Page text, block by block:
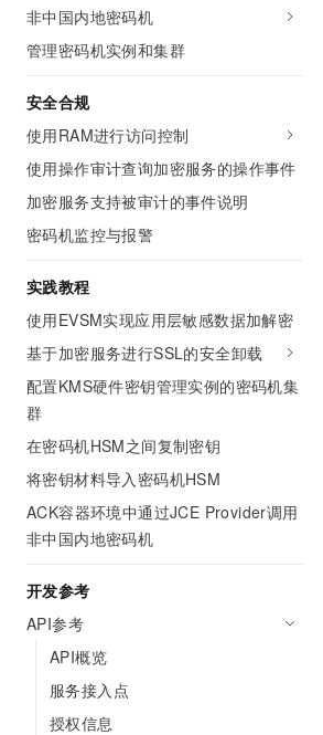
非中国内地密码机
管理密码机实例和集群
安全合规
使用RAM进行访问控制
使用操作审计查询加密服务的操作事件
加密服务支持被审计的事件说明
密码机监控与报警
实践教程
使用EVSM实现应用层敏感数据加解密
基于加密服务进行SSL的安全卸载
配置KMS硬件密钥管理实例的密码机集
群
在密码机HSM之间复制密钥
将密钥材料导入密码机HSM
ACK容器环境中通过JCE Provider调用
非中国内地密码机
开发参考
API参考
API概览
服务接入点
授权信息
安全
大数据计算
媒体服务
终端用户计算
Serverless
开发工具
迁移与运维管理
专有云
网络
上云与迁云
企业出海
政企业务